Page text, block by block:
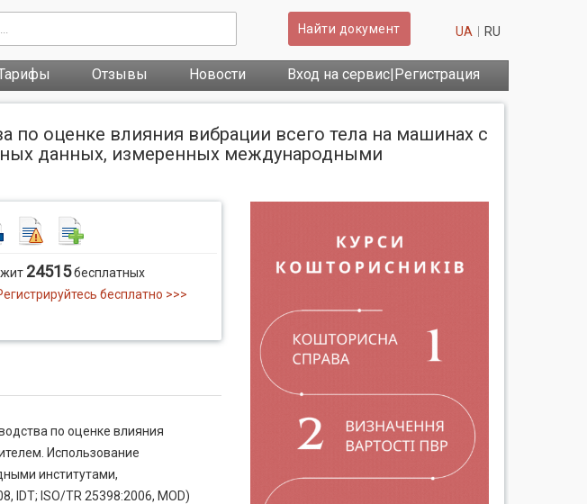
Найти документ UA RU
Отзывы Новости Вход на сервис|Регистрация
оценке влияния вибрации всего тела на машинах с
данных, измеренных международными
24515бесплатных
бесплатно >>>
по оценке влияния
Использование
институтами,
IDT; ISO/TR 25398:2006, MOD)